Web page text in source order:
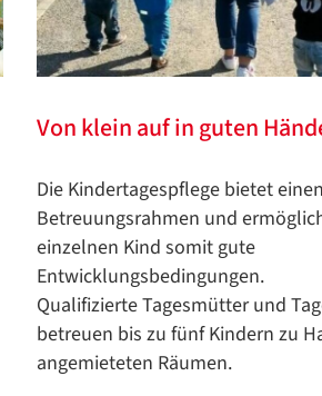
Von klein auf in guten
Die Kindertagespflege bietet
Betreuungsrahmen und
einzelnen Kind somit gute
Entwicklungsbedingungen.
Qualifizierte Tagesmütter und
betreuen bis zu fünf Kindern zu
angemieteten Räumen.